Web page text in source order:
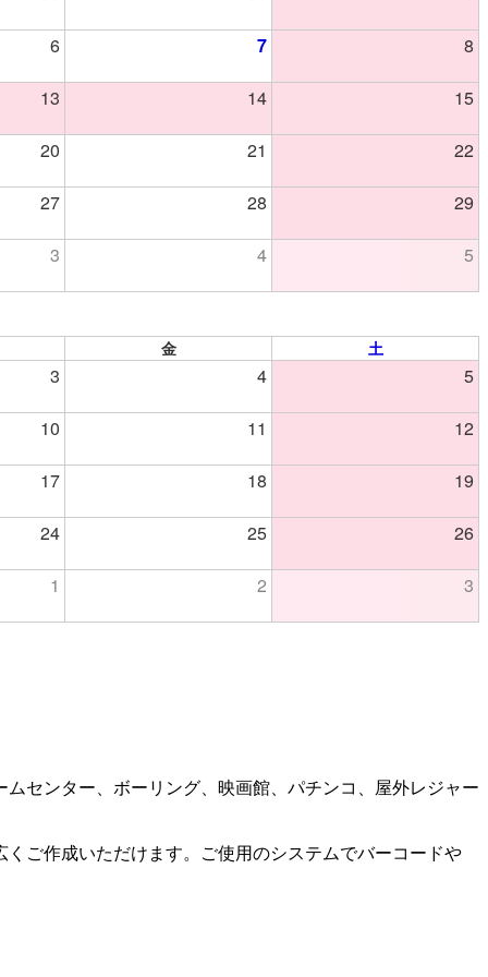
6 7 8
13 14 15
20 21 22
27 28 29
3 4 5
金 土
3 4 5
10 11 12
17 18 19
24 25 26
1 2 3
センター、ボーリング、映画館、パチンコ、屋外レジャー
ご作成いただけます。ご使用のシステムでバーコードや